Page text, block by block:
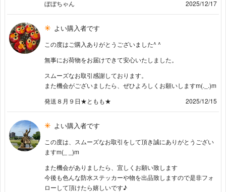
ぼぼちゃん 2025/12/17
よい購入者です
この度はご購入ありがとうございました^ ^
無事にお荷物をお届けできて安心いたしました。
スムーズなお取引感謝しております。
また機会がございましたら、ぜひよろしくお願いしますm(._.)m
発送８月９日★ともも★
2025/12/15
よい購入者です
この度は、スムーズなお取引をして頂き誠にありがとうござい
ますm(_ _)m
また機会がありましたら、宜しくお願い致します
今後も色んな防水ステッカーや物を出品致しますので是非フォ
ローして頂けたら嬉しいです♪